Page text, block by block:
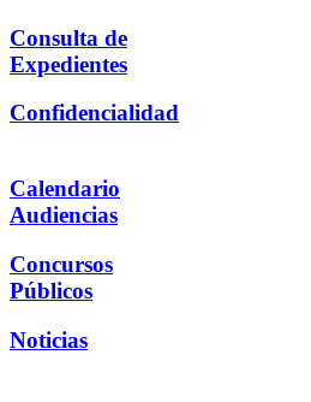
Consulta de
Expedientes
Confidencialidad
Calendario
Audiencias
Concursos
Públicos
Noticias